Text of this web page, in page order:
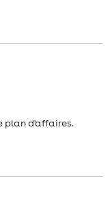
plan d'affaires.